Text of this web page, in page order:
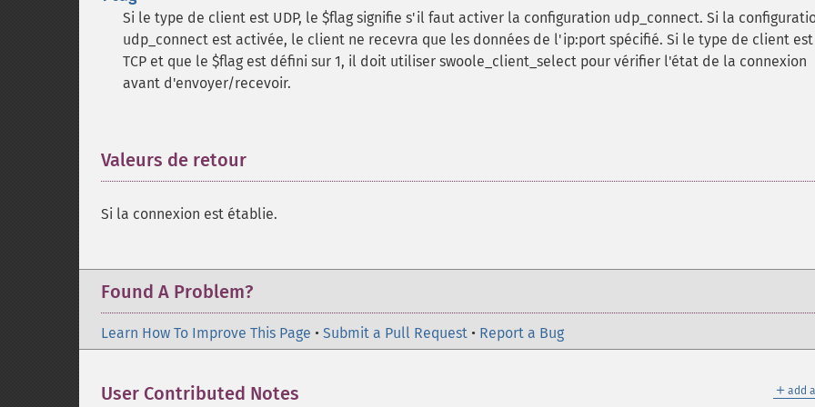
Si le type de client est UDP, le $flag signifie s'il faut activer la configuration udp_connect. Si la
udp_connect est activée, le client ne recevra que les données de l'ip:port spécifié. Si le type de client est
TCP et que le $flag est défini sur 1, il doit utiliser swoole_client_select pour vérifier l'état de la connexion
avant d'envoyer/recevoir.
Valeurs de retour
Si la connexion est établie.
Found A Problem?
Learn How To Improve This Page • Submit a Pull Request • Report a Bug
＋ add
User Contributed Notes